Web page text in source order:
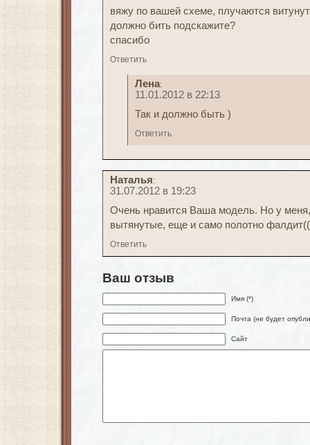
вяжу по вашей схеме, плучаются
должно бить подскажите?
спасибо
Ответить
Лена:
11.01.2012 в 22:13
Так и должно быть )
Ответить
Наталья:
31.07.2012 в 19:23
Очень нравится Ваша модель. Но у меня,
вытянутые, еще и само полотно
Ответить
Ваш отзыв
Имя (*)
Почта (не будет
Сайт